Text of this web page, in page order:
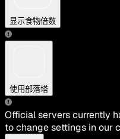
显示食物倍数
使用部落塔
Official servers currently
to change settings in our